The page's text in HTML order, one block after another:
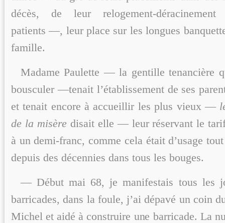
décès, de leur relogement-
patients —, leur place sur les longues
famille.
Madame Paulette — la gentille tenancière
bousculer —tenait l’établissement de ses
et tenait encore à accueillir les plus vieux —
de la misèredisait elle — leur réservant le
à un demi-franc, comme cela était d’usage
depuis des décennies dans tous les bouges.
— Début mai 68, je manifestais tous les
barricades, dans la foule, j’ai dépavé un coin
Michel et aidé à construire une barricade. La